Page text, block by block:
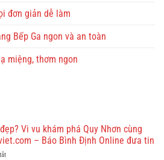
đơn giản dễ làm
Bếp Ga ngon và an toàn
miệng, thơm ngon
Vi vu khám phá Quy Nhơn cùng
– Báo Bình Định Online đưa tin
ở